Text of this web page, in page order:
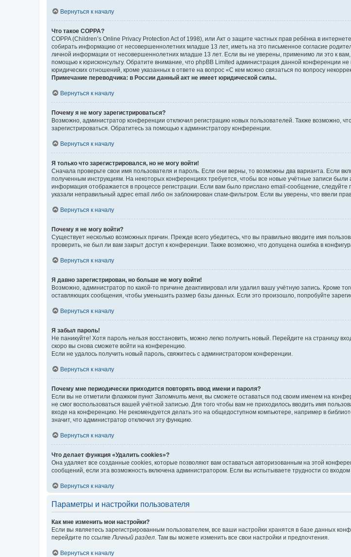
Вернуться к началу
Что такое COPPA?
COPPA (Children’s Online Privacy Protection Act of 1998), или Акт о защите частных прав ребёнка в
собирать информацию от несовершеннолетних младше 13 лет, иметь на это письменное согласие
личной информации от несовершеннолетних младше 13 лет. Если вы не уверены, применимо ли это к
помощью к юрисконсульту. Обратите внимание, что phpBB Limited администрация данной конференции
юридических отношений, кроме указанных в ответе на вопрос «С кем можно связаться по вопросу
Примечание переводчика: в России данный акт не имеет юридической силы.
Вернуться к началу
Почему я не могу зарегистрироваться?
Возможно, администратор конференции отключил регистрацию новых пользователей. Также возможно,
зарегистрироваться. Обратитесь за помощью к администратору конференции.
Вернуться к началу
Я только что зарегистрировался, но не могу войти!
Сначала проверьте свои имя пользователя и пароль. Если они верны, то возможны два варианта. Если
полученным инструкциям. На некоторых конференциях требуется, чтобы все новые учётные записи
информация отображается в процессе регистрации. Если вам было прислано email-сообщение,
указали неправильный адрес email либо он заблокирован спам-фильтром. Если вы уверены, что ввели
Вернуться к началу
Почему я не могу войти?
Существует несколько возможных причин. Прежде всего убедитесь, что вы правильно вводите имя
проверить, не был ли вам закрыт доступ к конференции. Также возможно, что допущена ошибка в
Вернуться к началу
Я давно зарегистрирован, но больше не могу войти!
Возможно, администратор по какой-то причине деактивировал или удалил вашу учётную запись. Кроме
оставляющих сообщения, чтобы уменьшить размер базы данных. Если это произошло, попробуйте
Вернуться к началу
Я забыл пароль!
Не паникуйте! Хотя пароль нельзя восстановить, можно легко получить новый. Перейдите на страницу
скоро вы снова сможете войти на конференцию.
Если не удалось получить новый пароль, свяжитесь с администратором конференции.
Вернуться к началу
Почему мне периодически приходится повторять ввод имени и пароля?
Если вы не отметили флажком пункт Запомнить меня , вы сможете оставаться под своим именем на
не смог воспользоваться вашей учётной записью. Для того чтобы вам не приходилось вводить имя
входе на конференцию. Не рекомендуется делать это на общедоступном компьютере, например в
значит, что администратор отключил эту функцию.
Вернуться к началу
Что делает функция «Удалить cookies»?
Она удаляет все созданные cookies, которые позволяют вам оставаться авторизованным на этой
сообщений, если эта возможность включена администратором. Если вы испытываете трудности со
Вернуться к началу
Параметры и настройки пользователя
Как мне изменить мои настройки?
Если вы являетесь зарегистрированным пользователем, все ваши настройки хранятся в базе данных
перейдите по ссылке Личный раздел . Там вы можете изменить все свои настройки и предпочтения.
Вернуться к началу